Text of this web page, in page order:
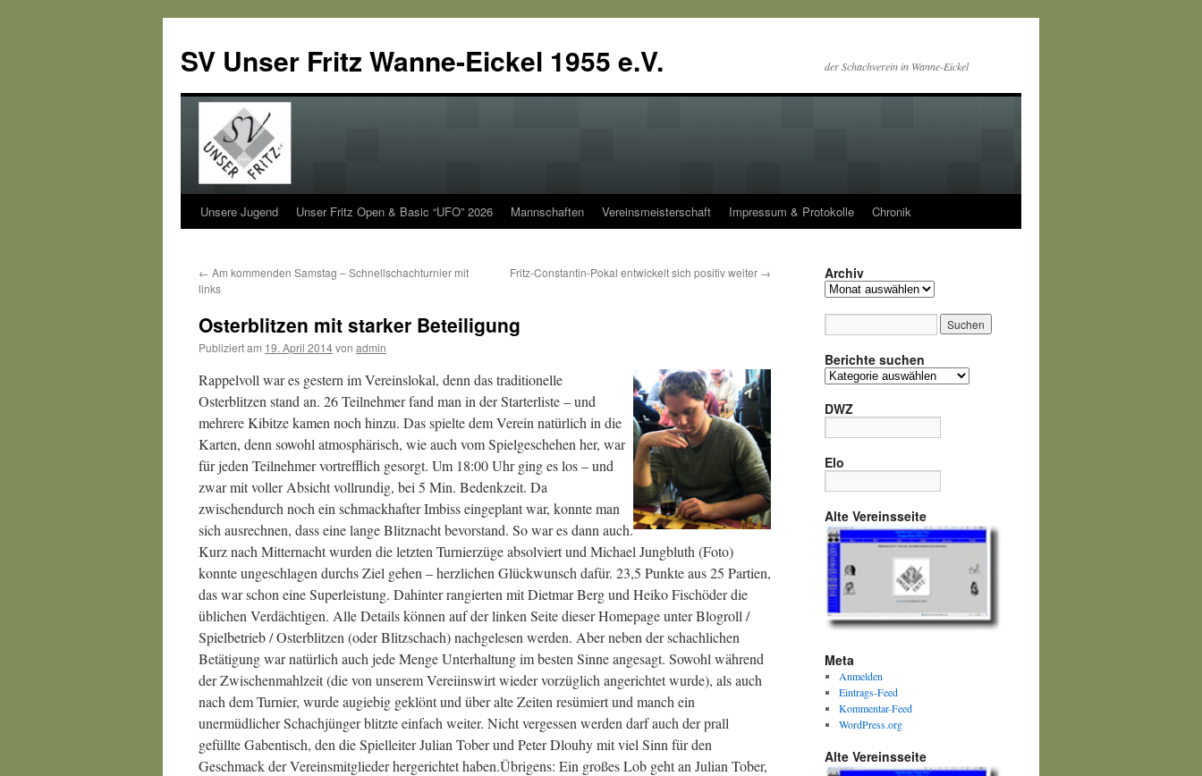
SV Unser Fritz Wanne-Eickel 1955 e.V. der Schachverein in Wanne-Eickel
Zum
springen
Unsere Jugend Unser Fritz Open & Basic “UFO” 2026 Mannschaften Vereinsmeisterschaft Impressum & Protokolle Chronik
← Am kommenden Samstag – Schnellschachturnier mit
links
Fritz-Constantin-Pokal entwickelt sich positiv weiter →
Osterblitzen mit starker Beteiligung
Publiziert am 19. April 2014von admin
Rappelvoll war es gestern im Vereinslokal, denn das traditionelle
Osterblitzen stand an. 26 Teilnehmer fand man in der Starterliste – und
mehrere Kibitze kamen noch hinzu. Das spielte dem Verein natürlich in die
Karten, denn sowohl atmosphärisch, wie auch vom Spielgeschehen her, war
für jeden Teilnehmer vortrefflich gesorgt. Um 18:00 Uhr ging es los – und
zwar mit voller Absicht vollrundig, bei 5 Min. Bedenkzeit. Da
zwischendurch noch ein schmackhafter Imbiss eingeplant war, konnte man
sich ausrechnen, dass eine lange Blitznacht bevorstand. So war es dann auch.
Kurz nach Mitternacht wurden die letzten Turnierzüge absolviert und Michael Jungbluth (Foto)
konnte ungeschlagen durchs Ziel gehen – herzlichen Glückwunsch dafür. 23,5 Punkte aus 25 Partien,
das war schon eine Superleistung. Dahinter rangierten mit Dietmar Berg und Heiko Fischöder die
üblichen Verdächtigen. Alle Details können auf der linken Seite dieser Homepage unter Blogroll /
Spielbetrieb / Osterblitzen (oder Blitzschach) nachgelesen werden. Aber neben der schachlichen
Betätigung war natürlich auch jede Menge Unterhaltung im besten Sinne angesagt. Sowohl während
der Zwischenmahlzeit (die von unserem Vereiinswirt wieder vorzüglich angerichtet wurde), als auch
nach dem Turnier, wurde augiebig geklönt und über alte Zeiten resümiert und manch ein
unermüdlicher Schachjünger blitzte einfach weiter. Nicht vergessen werden darf auch der prall
gefüllte Gabentisch, den die Spielleiter Julian Tober und Peter Dlouhy mit viel Sinn für den
Geschmack der Vereinsmitglieder hergerichtet haben.Übrigens: Ein großes Lob geht an Julian Tober,
Archiv
Archiv
Berichte suchen
Berichte
DWZ
Elo
Alte Vereinsseite
Meta
Anmelden
Eintrags-Feed
Kommentar-Feed
WordPress.org
Alte Vereinsseite